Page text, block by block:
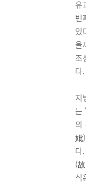
유
번
있
을
조
다
지
는
의
妣
다
(
식